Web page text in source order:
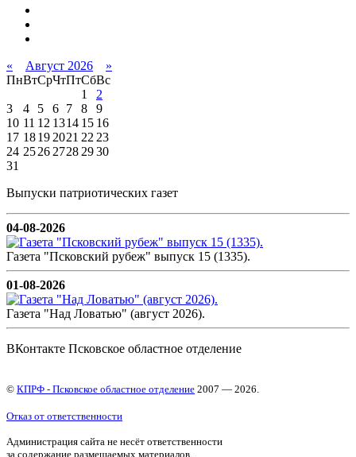
« Август 2026
»
ПнВтСрЧтПтСбВс
1
2
3
4 5 6 7 8
9
10 11 12 1314 15 16
17 18192021 2223
24 252627282930
31
Выпуски патриотических газет
04-08-2026
Газета "Псковский рубеж" выпуск 15 (1335).
01-08-2026
Газета "Над Ловатью" (август 2026).
ВКонтакте Псковское областное отделение
© КПРФ - Псковское областное отделение 2007 — 2026.
Отказ от ответственности
Администрация сайта не несёт ответственности
за содержание размещаемых материалов.